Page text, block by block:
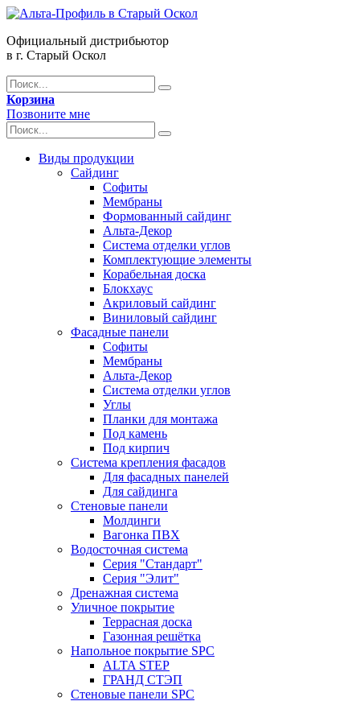
Официальный дистрибьютор
в г. Старый Оскол
Корзина
Позвоните мне
Виды продукции
Сайдинг
Софиты
Мембраны
Формованный сайдинг
Альта-Декор
Система отделки углов
Комплектующие элементы
Корабельная доска
Блокхаус
Акриловый сайдинг
Виниловый сайдинг
Фасадные панели
Софиты
Мембраны
Альта-Декор
Система отделки углов
Углы
Планки для монтажа
Под камень
Под кирпич
Система крепления фасадов
Для фасадных панелей
Для сайдинга
Стеновые панели
Молдинги
Вагонка ПВХ
Водосточная система
Серия "Стандарт"
Серия "Элит"
Дренажная система
Уличное покрытие
Террасная доска
Газонная решётка
Напольное покрытие SPC
ALTA STEP
ГРАНД СТЭП
Стеновые панели SPC